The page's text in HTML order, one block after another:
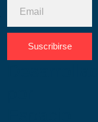
Suscribirse